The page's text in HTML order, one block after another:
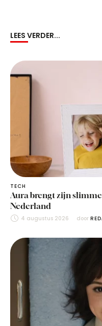
LEES VERDER...
TECH
Aura brengt zijn
Nederland
4 augustus 2026 door